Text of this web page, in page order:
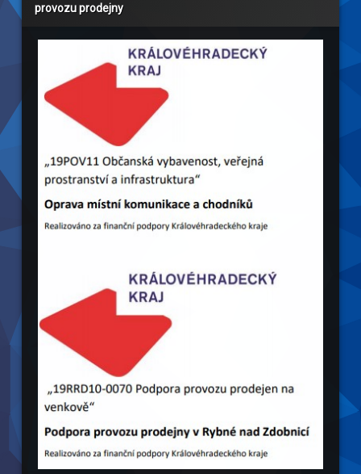
provozu prodejny